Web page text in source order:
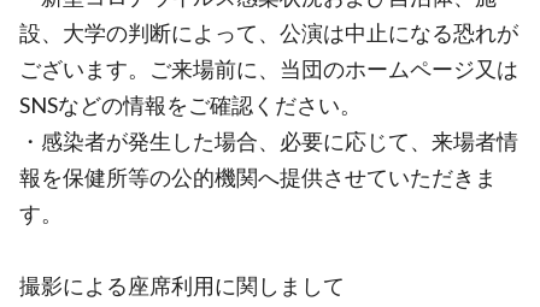
設、大学の判断によって、公演は中止になる恐れが
ございます。ご来場前に、当団のホームページ又は
SNSなどの情報をご確認ください。
・感染者が発生した場合、必要に応じて、来場者情
報を保健所等の公的機関へ提供させていただきま
す。
撮影による座席利用に関しまして